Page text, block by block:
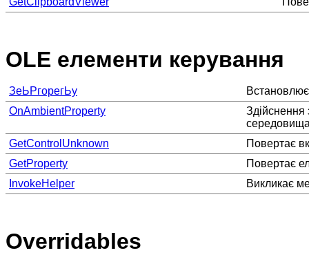
OLE елементи керування
ЗеЬРгорегЬу
OnAmbientProperty
Здійснення
GetControlUnknown
Повертає
GetProperty
Повертає
InvokeHelper
Викликає
Overridables